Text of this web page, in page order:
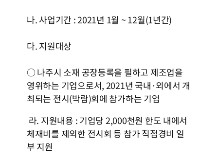
나. 사업기간 : 2021년 1월 ~ 12월(1년간)
다. 지원대상
○ 나주시 소재 공장등록을 필하고 제조업을
영위하는 기업으로서, 2021년 국내·외에서 개
최되는 전시(박람)회에 참가하는 기업
라. 지원내용 : 기업당 2,000천원 한도 내에서
체재비를 제외한 전시회 등 참가 직접경비 일
부 지원